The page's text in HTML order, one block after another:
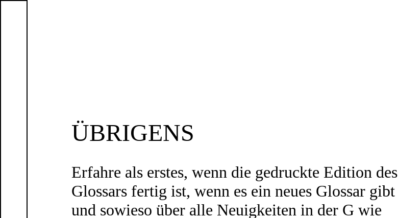
ÜBRIGENS
Erfahre als erstes, wenn die gedruckte Edition des
Glossars fertig ist, wenn es ein neues Glossar gibt
und sowieso über alle Neuigkeiten in der G wie